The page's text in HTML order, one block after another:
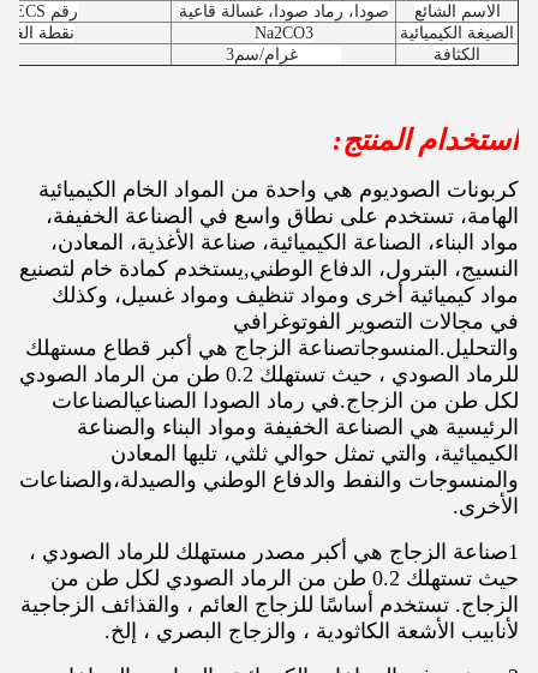
الاسم الشائع
صودا، رماد صودا، غسالة قاعية
رقم EINECS
الصيغة الكيميائية
Na2CO3
نقطة
الكثافة
استخدام المنتج:
كربونات الصوديوم هي واحدة من المواد الخام الكيميائية
الهامة، تستخدم على نطاق واسع في الصناعة الخفيفة،
مواد البناء، الصناعة الكيميائية، صناعة الأغذية، المعادن،
النسيج، البترول، الدفاع الوطني,يستخدم كمادة خام لتصنيع
مواد كيميائية أخرى ومواد تنظيف ومواد غسيل، وكذلك
في مجالات التصوير الفوتوغرافي
والتحليل.المنسوجاتصناعة الزجاج هي أكبر قطاع مستهلك
للرماد الصودي ، حيث تستهلك 0.2 طن من الرماد الصودي
لكل طن من الزجاج.في رماد الصودا الصناعيالصناعات
الرئيسية هي الصناعة الخفيفة ومواد البناء والصناعة
الكيميائية، والتي تمثل حوالي ثلثي، تليها المعادن
والمنسوجات والنفط والدفاع الوطني والصيدلة،والصناعات
الأخرى.
1صناعة الزجاج هي أكبر مصدر مستهلك للرماد الصودي ،
حيث تستهلك 0.2 طن من الرماد الصودي لكل طن من
الزجاج. تستخدم أساسًا للزجاج العائم ، والقذائف الزجاجية
لأنابيب الأشعة الكاثودية ، والزجاج البصري ، إلخ.